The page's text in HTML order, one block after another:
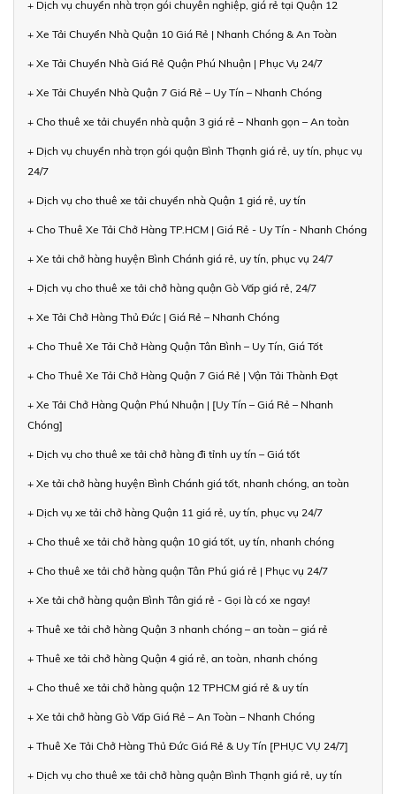
+ Dịch vụ chuyển nhà trọn gói chuyên nghiệp, giá rẻ tại Quận 12
+ Xe Tải Chuyển Nhà Quận 10 Giá Rẻ | Nhanh Chóng & An Toàn
+ Xe Tải Chuyển Nhà Giá Rẻ Quận Phú Nhuận | Phục Vụ 24/7
+ Xe Tải Chuyển Nhà Quận 7 Giá Rẻ – Uy Tín – Nhanh Chóng
+ Cho thuê xe tải chuyển nhà quận 3 giá rẻ – Nhanh gọn – An toàn
+ Dịch vụ chuyển nhà trọn gói quận Bình Thạnh giá rẻ, uy tín, phục vụ
24/7
+ Dịch vụ cho thuê xe tải chuyển nhà Quận 1 giá rẻ, uy tín
+ Cho Thuê Xe Tải Chở Hàng TP.HCM | Giá Rẻ - Uy Tín - Nhanh Chóng
+ Xe tải chở hàng huyện Bình Chánh giá rẻ, uy tín, phục vụ 24/7
+ Dịch vụ cho thuê xe tải chở hàng quận Gò Vấp giá rẻ, 24/7
+ Xe Tải Chở Hàng Thủ Đức | Giá Rẻ – Nhanh Chóng
+ Cho Thuê Xe Tải Chở Hàng Quận Tân Bình – Uy Tín, Giá Tốt
+ Cho Thuê Xe Tải Chở Hàng Quận 7 Giá Rẻ | Vận Tải Thành Đạt
+ Xe Tải Chở Hàng Quận Phú Nhuận | [Uy Tín – Giá Rẻ – Nhanh
Chóng]
+ Dịch vụ cho thuê xe tải chở hàng đi tỉnh uy tín – Giá tốt
+ Xe tải chở hàng huyện Bình Chánh giá tốt, nhanh chóng, an toàn
+ Dịch vụ xe tải chở hàng Quận 11 giá rẻ, uy tín, phục vụ 24/7
+ Cho thuê xe tải chở hàng quận 10 giá tốt, uy tín, nhanh chóng
+ Cho thuê xe tải chở hàng quận Tân Phú giá rẻ | Phục vụ 24/7
+ Xe tải chở hàng quận Bình Tân giá rẻ - Gọi là có xe ngay!
+ Thuê xe tải chở hàng Quận 3 nhanh chóng – an toàn – giá rẻ
+ Thuê xe tải chở hàng Quận 4 giá rẻ, an toàn, nhanh chóng
+ Cho thuê xe tải chở hàng quận 12 TPHCM giá rẻ & uy tín
+ Xe tải chở hàng Gò Vấp Giá Rẻ – An Toàn – Nhanh Chóng
+ Thuê Xe Tải Chở Hàng Thủ Đức Giá Rẻ & Uy Tín [PHỤC VỤ 24/7]
+ Dịch vụ cho thuê xe tải chở hàng quận Bình Thạnh giá rẻ, uy tín